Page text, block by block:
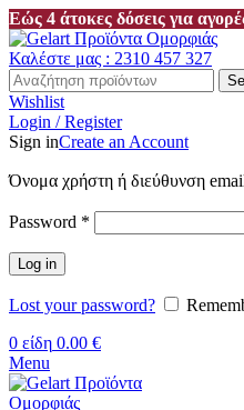
Εώς 4 άτοκες δόσεις για
Καλέστε μας : 2310 457 327
Wishlist
Login / Register
Sign inCreate an Account
Όνομα χρήστη ή διεύθυνση
Password *
Log in
Lost your password?
0 είδη 0.00 €
Menu